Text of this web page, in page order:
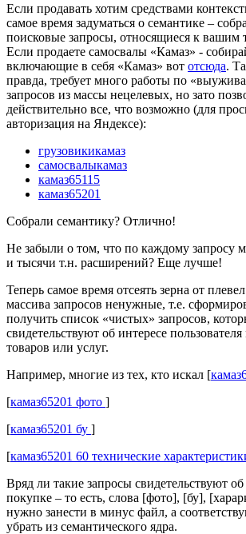
Если продавать хотим средствами
самое время задуматься о семантике –
поисковые запросы, относящиеся к вашим
Если продаете самосвалы «Камаз» -
включающие в себя «Камаз» вот отсюда.
правда, требует много работы по
запросов из массы нецелевых, но зато
действительно все, что возможно (для
авторизация на Яндексе):
грузовикикамаз
самосвалыкамаз
камаз65115
камаз65201
Собрали семантику? Отлично!
Не забыли о том, что по каждому запросу
и тысячи т.н. расширений? Еще лучше!
Теперь самое время отсеять зерна от
массива запросов ненужные, т.е.
получить список «чистых» запросов,
свидетельствуют об интересе
товаров или услуг.
Например, многие из тех, кто искал [
[камаз65201 фото ]
[камаз65201 бу ]
[камаз65201 60 технические
Вряд ли такие запросы свидетельствуют об
покупке – то есть, слова [фото], [бу],
нужно занести в минус файл, а
убрать из семантического ядра.